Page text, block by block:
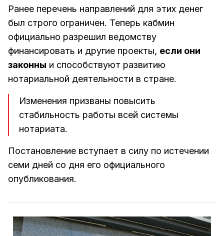
Ранее перечень направлений для этих денег
был строго ограничен. Теперь кабмин
официально разрешил ведомству
финансировать и другие проекты, если они
законны и способствуют развитию
нотариальной деятельности в стране.
Изменения призваны повысить
стабильность работы всей системы
нотариата.
Постановление вступает в силу по истечении
семи дней со дня его официального
опубликования.